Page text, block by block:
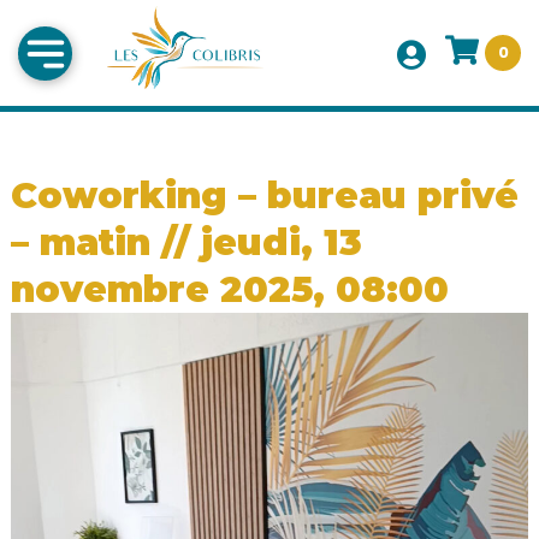
0
Coworking – bureau privé
– matin // jeudi, 13
novembre 2025, 08:00